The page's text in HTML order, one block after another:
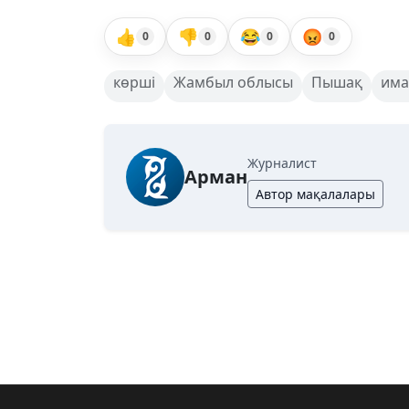
👍 0 👎 0 😂 0 😡 0
көрші Жамбыл облысы Пышақ
Арман
Журналист
Автор мақалалары